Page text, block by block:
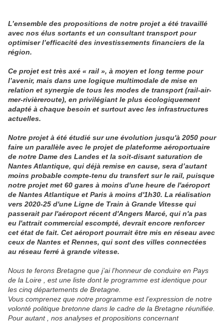
L’ensemble des propositions de notre projet a été travaillé
avec nos élus sortants et un consultant transport pour
optimiser l’efficacité des investissements financiers de la
région.
Ce projet est très axé « rail », à moyen et long terme pour
l’avenir, mais dans une logique multimodale de mise en
relation et synergie de tous les modes de transport (rail-air-
mer-rivièreroute), en privilégiant le plus écologiquement
adapté à chaque besoin et surtout avec les infrastructures
actuelles.
Notre projet à été étudié sur une évolution jusqu'à 2050 pour
faire un parallèle avec le projet de plateforme aéroportuaire
de notre Dame des Landes et la soit-disant saturation de
Nantes Atlantique, qui déjà remise en cause, sera d’autant
moins probable compte-tenu du transfert sur le rail, puisque
notre projet met 60 gares à moins d'une heure de l'aéroport
de Nantes Atlantique et Paris à moins d'1h30. La réalisation
vers 2020-25 d'une Ligne de Train à Grande Vitesse qui
passerait par l'aéroport récent d'Angers Marcé, qui n'a pas
eu l'attrait commercial escompté, devrait encore renforcer
cet état de fait. Cet aéroport pourrait être mis en réseau avec
ceux de Nantes et Rennes, qui sont des villes connectées
au réseau ferré à grande vitesse.
Nous te ferons Bretagne que j’ai l’honneur de conduire en Pays
de la Loire , est une liste dont le programme est identique pour
les cinq départements de Bretagne.
Vous comprenez que notre programme est l’expression de notre
volonté politique bretonne dans le cadre de la Bretagne réunifiée.
Pour autant , nos analyses et propositions concernant